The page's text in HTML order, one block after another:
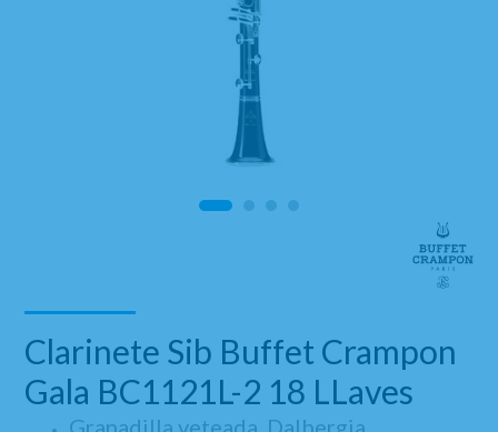
Clarinete Sib Buffet Crampon
Gala BC1121L-2 18 LLaves
Granadilla veteada, Dalbergia